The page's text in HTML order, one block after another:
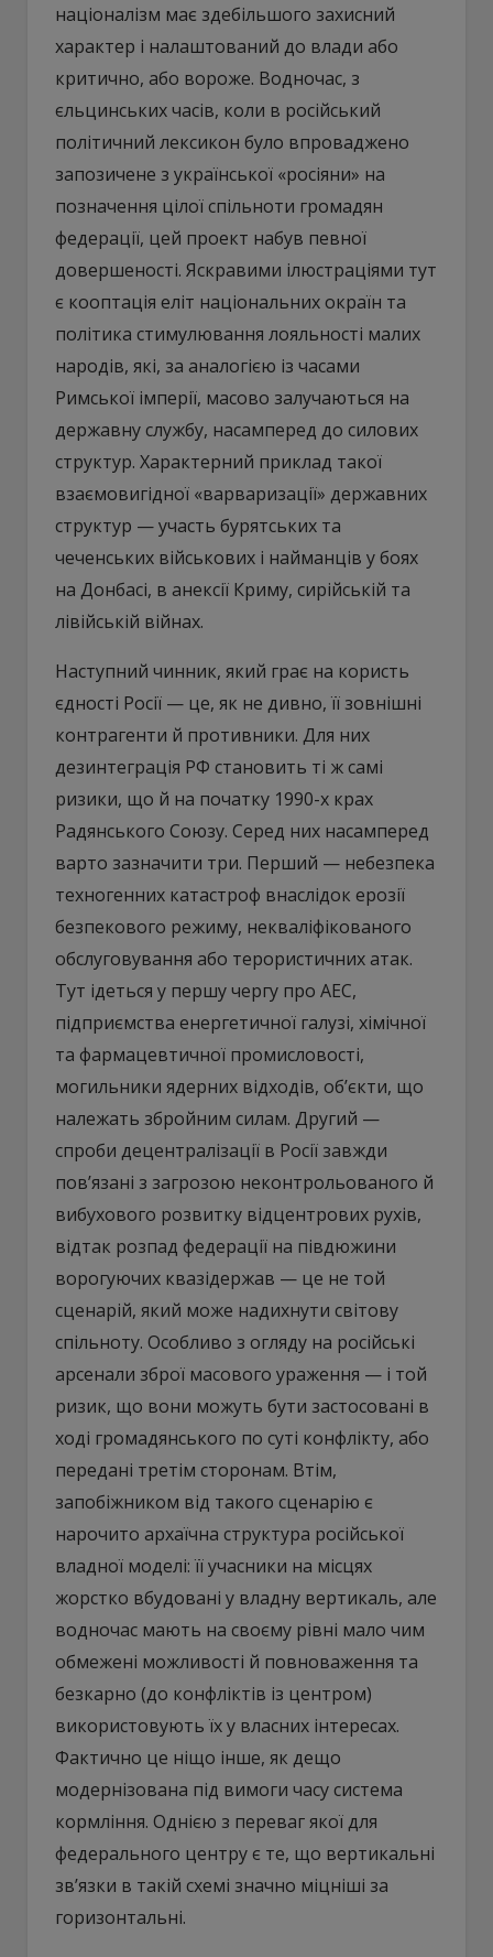
націоналізм має здебільшого захисний
характер і налаштований до влади або
критично, або вороже. Водночас, з
єльцинських часів, коли в російський
політичний лексикон було впроваджено
запозичене з української «росіяни» на
позначення цілої спільноти громадян
федерації, цей проект набув певної
довершеності. Яскравими ілюстраціями тут
є кооптація еліт національних окраїн та
політика стимулювання лояльності малих
народів, які, за аналогією із часами
Римської імперії, масово залучаються на
державну службу, насамперед до силових
структур. Характерний приклад такої
взаємовигідної «варваризації» державних
структур — участь бурятських та
чеченських військових і найманців у боях
на Донбасі, в анексії Криму, сирійській та
лівійській війнах.
Наступний чинник, який грає на користь
єдності Росії — це, як не дивно, її зовнішні
контрагенти й противники. Для них
дезинтеграція РФ становить ті ж самі
ризики, що й на початку 1990-х крах
Радянського Союзу. Серед них насамперед
варто зазначити три. Перший — небезпека
техногенних катастроф внаслідок ерозії
безпекового режиму, некваліфікованого
обслуговування або терористичних атак.
Тут ідеться у першу чергу про АЕС,
підприємства енергетичної галузі, хімічної
та фармацевтичної промисловості,
могильники ядерних відходів, об’єкти, що
належать збройним силам. Другий —
спроби децентралізації в Росії завжди
пов’язані з загрозою неконтрольованого й
вибухового розвитку відцентрових рухів,
відтак розпад федерації на півдюжини
ворогуючих квазідержав — це не той
сценарій, який може надихнути світову
спільноту. Особливо з огляду на російські
арсенали зброї масового ураження — і той
ризик, що вони можуть бути застосовані в
ході громадянського по суті конфлікту, або
передані третім сторонам. Втім,
запобіжником від такого сценарію є
нарочито архаїчна структура російської
владної моделі: її учасники на місцях
жорстко вбудовані у владну вертикаль, але
водночас мають на своєму рівні мало чим
обмежені можливості й повноваження та
безкарно (до конфліктів із центром)
використовують їх у власних інтересах.
Фактично це ніщо інше, як дещо
модернізована під вимоги часу система
кормління. Однією з переваг якої для
федерального центру є те, що вертикальні
зв’язки в такій схемі значно міцніші за
горизонтальні.